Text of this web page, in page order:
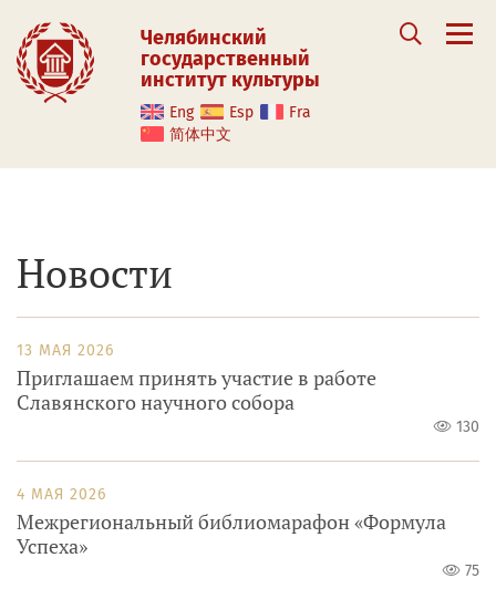
Челябинский
государственный
институт культуры
Eng Esp
Fra
简体中文
Новости
13 МАЯ 2026
Приглашаем принять участие в работе
Славянского научного собора
130
4 МАЯ 2026
Межрегиональный библиомарафон «Формула
Успеха»
75